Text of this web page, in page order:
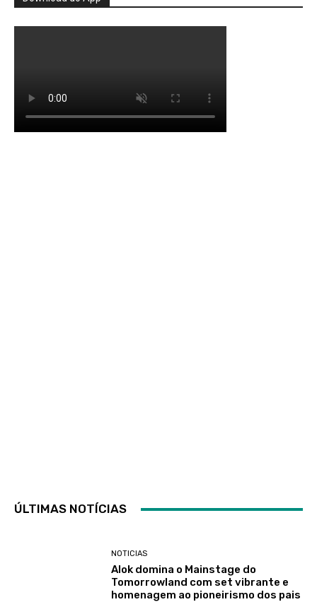
ÚLTIMAS NOTÍCIAS
NOTICIAS
Alok domina o Mainstage do
Tomorrowland com set vibrante e
homenagem ao pioneirismo dos pais